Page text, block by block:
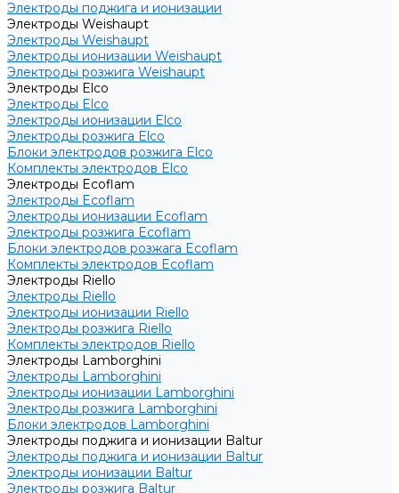
Электроды поджига и ионизации
Электроды Weishaupt
Электроды Weishaupt
Электроды ионизации Weishaupt
Электроды розжига Weishaupt
Электроды Elco
Электроды Elco
Электроды ионизации Elco
Электроды розжига Elco
Блоки электродов розжига Elco
Комплекты электродов Elco
Электроды Ecoflam
Электроды Ecoflam
Электроды ионизации Ecoflam
Электроды розжига Ecoflam
Блоки электродов розжага Ecoflam
Комплекты электродов Ecoflam
Электроды Riello
Электроды Riello
Электроды ионизации Riello
Электроды розжига Riello
Комплекты электродов Riello
Электроды Lamborghini
Электроды Lamborghini
Электроды ионизации Lamborghini
Электроды розжига Lamborghini
Блоки электродов Lamborghini
Электроды поджига и ионизации Baltur
Электроды поджига и ионизации Baltur
Электроды ионизации Baltur
Электроды розжига Baltur